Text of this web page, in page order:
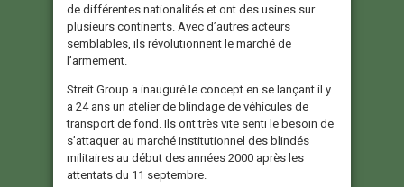
de différentes nationalités et ont des usines sur
plusieurs continents. Avec d’autres acteurs
semblables, ils révolutionnent le marché de
l’armement.
Streit Group a inauguré le concept en se lançant il y
a 24 ans un atelier de blindage de véhicules de
transport de fond. Ils ont très vite senti le besoin de
s’attaquer au marché institutionnel des blindés
militaires au début des années 2000 après les
attentats du 11 septembre.